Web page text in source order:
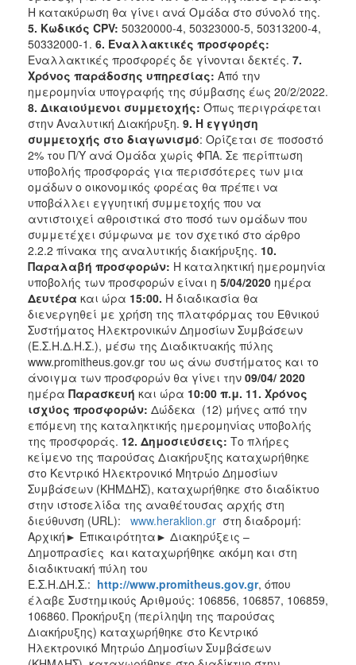
Η κατακύρωση θα γίνει ανά Ομάδα στο σύνολό της.
5. Κωδικός CPV: 50320000-4, 50323000-5, 50313200-4,
50332000-1. 6. Εναλλακτικές προσφορές:
Εναλλακτικές προσφορές δε γίνονται δεκτές. 7.
Χρόνος παράδοσης υπηρεσίας: Από την
ημερομηνία υπογραφής της σύμβασης έως 20/2/2022.
8. Δικαιούμενοι συμμετοχής: Όπως περιγράφεται
στην Αναλυτική Διακήρυξη. 9. Η εγγύηση
συμμετοχής στο διαγωνισμό: Ορίζεται σε ποσοστό
2% του Π/Υ ανά Ομάδα χωρίς ΦΠΑ. Σε περίπτωση
υποβολής προσφοράς για περισσότερες των μια
ομάδων ο οικονομικός φορέας θα πρέπει να
υποβάλλει εγγυητική συμμετοχής που να
αντιστοιχεί αθροιστικά στο ποσό των ομάδων που
συμμετέχει σύμφωνα με τον σχετικό στο άρθρο
2.2.2 πίνακα της αναλυτικής διακήρυξης. 10.
Παραλαβή προσφορών: Η καταληκτική ημερομηνία
υποβολής των προσφορών είναι η 5/04/2020 ημέρα
Δευτέρα και ώρα 15:00. Η διαδικασία θα
διενεργηθεί με χρήση της πλατφόρμας του Εθνικού
Συστήματος Ηλεκτρονικών Δημοσίων Συμβάσεων
(Ε.Σ.Η.Δ.Η.Σ.), μέσω της Διαδικτυακής πύλης
www.promitheus.gov.gr του ως άνω συστήματος και το
άνοιγμα των προσφορών θα γίνει την 09/04/ 2020
ημέρα Παρασκευή και ώρα 10:00 π.μ. 11. Χρόνος
ισχύος προσφορών: Δώδεκα (12) μήνες από την
επόμενη της καταληκτικής ημερομηνίας υποβολής
της προσφοράς. 12. Δημοσιεύσεις: Το πλήρες
κείμενο της παρούσας Διακήρυξης καταχωρήθηκε
στο Κεντρικό Ηλεκτρονικό Μητρώο Δημοσίων
Συμβάσεων (ΚΗΜΔΗΣ), καταχωρήθηκε στο διαδίκτυο
στην ιστοσελίδα της αναθέτουσας αρχής στη
διεύθυνση (URL): www.heraklion.gr στη διαδρομή:
Αρχική► Επικαιρότητα► Διακηρύξεις –
Δημοπρασίες και καταχωρήθηκε ακόμη και στη
διαδικτυακή πύλη του
Ε.Σ.Η.ΔΗ.Σ.: http://www.promitheus.gov.gr, όπου
έλαβε Συστημικούς Αριθμούς: 106856, 106857, 106859,
106860. Προκήρυξη (περίληψη της παρούσας
Διακήρυξης) καταχωρήθηκε στο Κεντρικό
Ηλεκτρονικό Μητρώο Δημοσίων Συμβάσεων